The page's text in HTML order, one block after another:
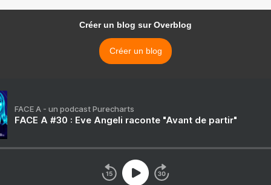
Créer un blog sur Overblog
Créer un blog
FACE A - un podcast Purecharts
FACE A #30 : Eve Angeli raconte "Avant de partir"